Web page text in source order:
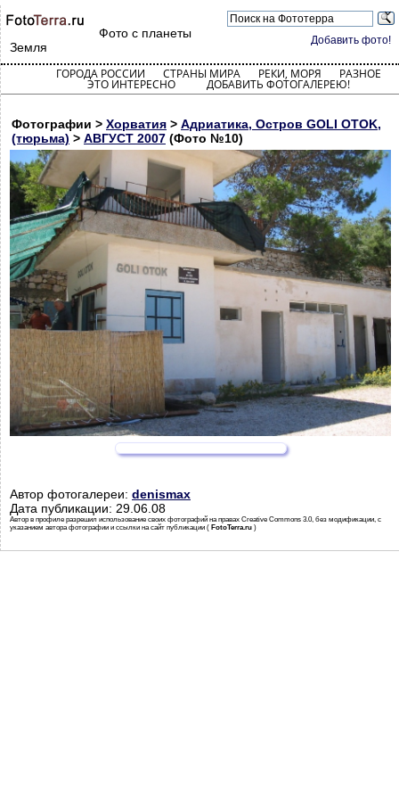
Добавить фото!
Фото с планеты
Земля
ГОРОДА РОССИИ СТРАНЫ МИРА РЕКИ, МОРЯ РАЗНОЕ
ЭТО ИНТЕРЕСНО ДОБАВИТЬ ФОТОГАЛЕРЕЮ!
Фотографии > Хорватия > Адриатика, Остров GOLI OTOK,
(тюрьма) > АВГУСТ 2007 (Фото №10)
Автор фотогалереи: denismax
Дата публикации: 29.06.08
Автор в профиле разрешил использование своих фотографий на правах Creative Commons 3.0, без модификации, с
указанием автора фотографии и ссылки на сайт публикации ( FotoTerra.ru )